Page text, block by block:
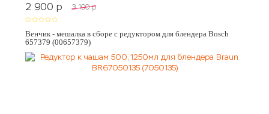
2 900 p 3 100 p
Венчик - мешалка в сборе с редуктором для блендера Bosch
657379 (00657379)